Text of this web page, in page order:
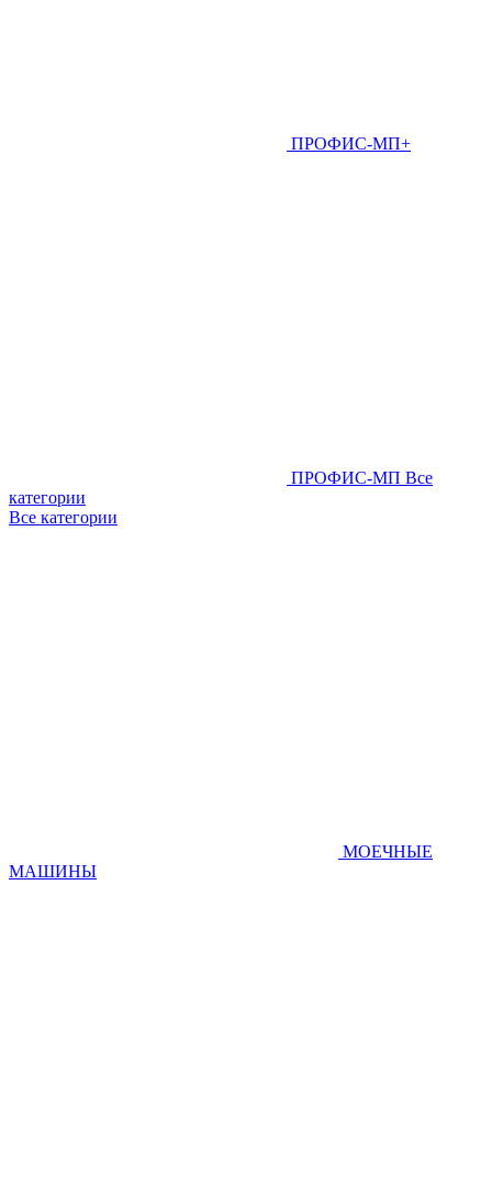
ПРОФИС-МП+
ПРОФИС-МП Все
категории
Все категории
МОЕЧНЫЕ
МАШИНЫ